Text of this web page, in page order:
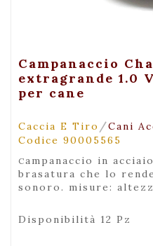
Campanaccio
extragrande 1.0
per cane
Caccia E Tiro /Cani
Codice 90005565
campanaccio in acciaio al carbonio saldato a
brasatura che lo
sonoro. misure:
Disponibilità 12 Pz